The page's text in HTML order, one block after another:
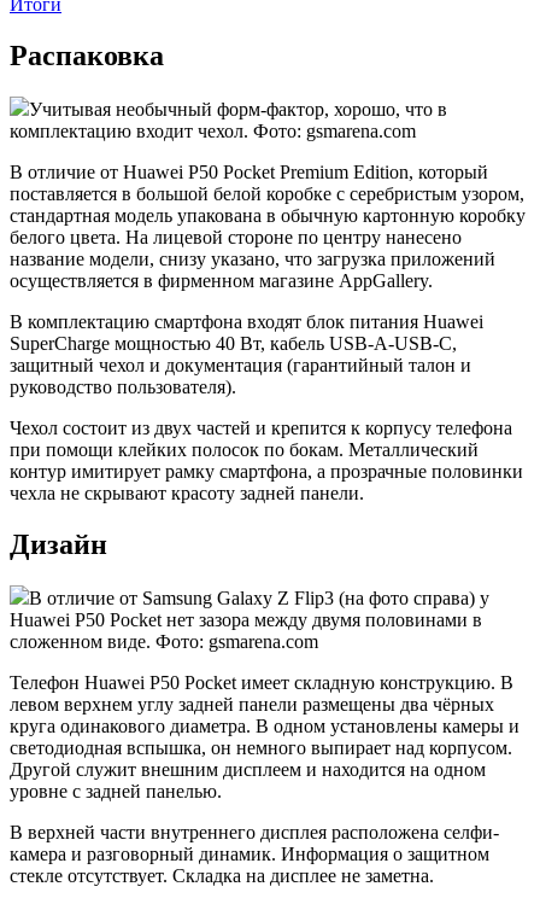
Распаковка
Учитывая необычный форм-фактор, хорошо, что в
комплектацию входит чехол. Фото: gsmarena.com
В отличие от Huawei P50 Pocket Premium Edition, который
поставляется в большой белой коробке с серебристым узором,
стандартная модель упакована в обычную картонную коробку
белого цвета. На лицевой стороне по центру нанесено
название модели, снизу указано, что загрузка приложений
осуществляется в фирменном магазине AppGallery.
В комплектацию смартфона входят блок питания Huawei
SuperCharge мощностью 40 Вт, кабель USB-A-USB-C,
защитный чехол и документация (гарантийный талон и
руководство пользователя).
Чехол состоит из двух частей и крепится к корпусу телефона
при помощи клейких полосок по бокам. Металлический
контур имитирует рамку смартфона, а прозрачные половинки
чехла не скрывают красоту задней панели.
Дизайн
В отличие от Samsung Galaxy Z Flip3 (на фото справа) у
Huawei P50 Pocket нет зазора между двумя половинами в
сложенном виде. Фото: gsmarena.com
Телефон Huawei P50 Pocket имеет складную конструкцию. В
левом верхнем углу задней панели размещены два чёрных
круга одинакового диаметра. В одном установлены камеры и
светодиодная вспышка, он немного выпирает над корпусом.
Другой служит внешним дисплеем и находится на одном
уровне с задней панелью.
В верхней части внутреннего дисплея расположена селфи-
камера и разговорный динамик. Информация о защитном
стекле отсутствует. Складка на дисплее не заметна.